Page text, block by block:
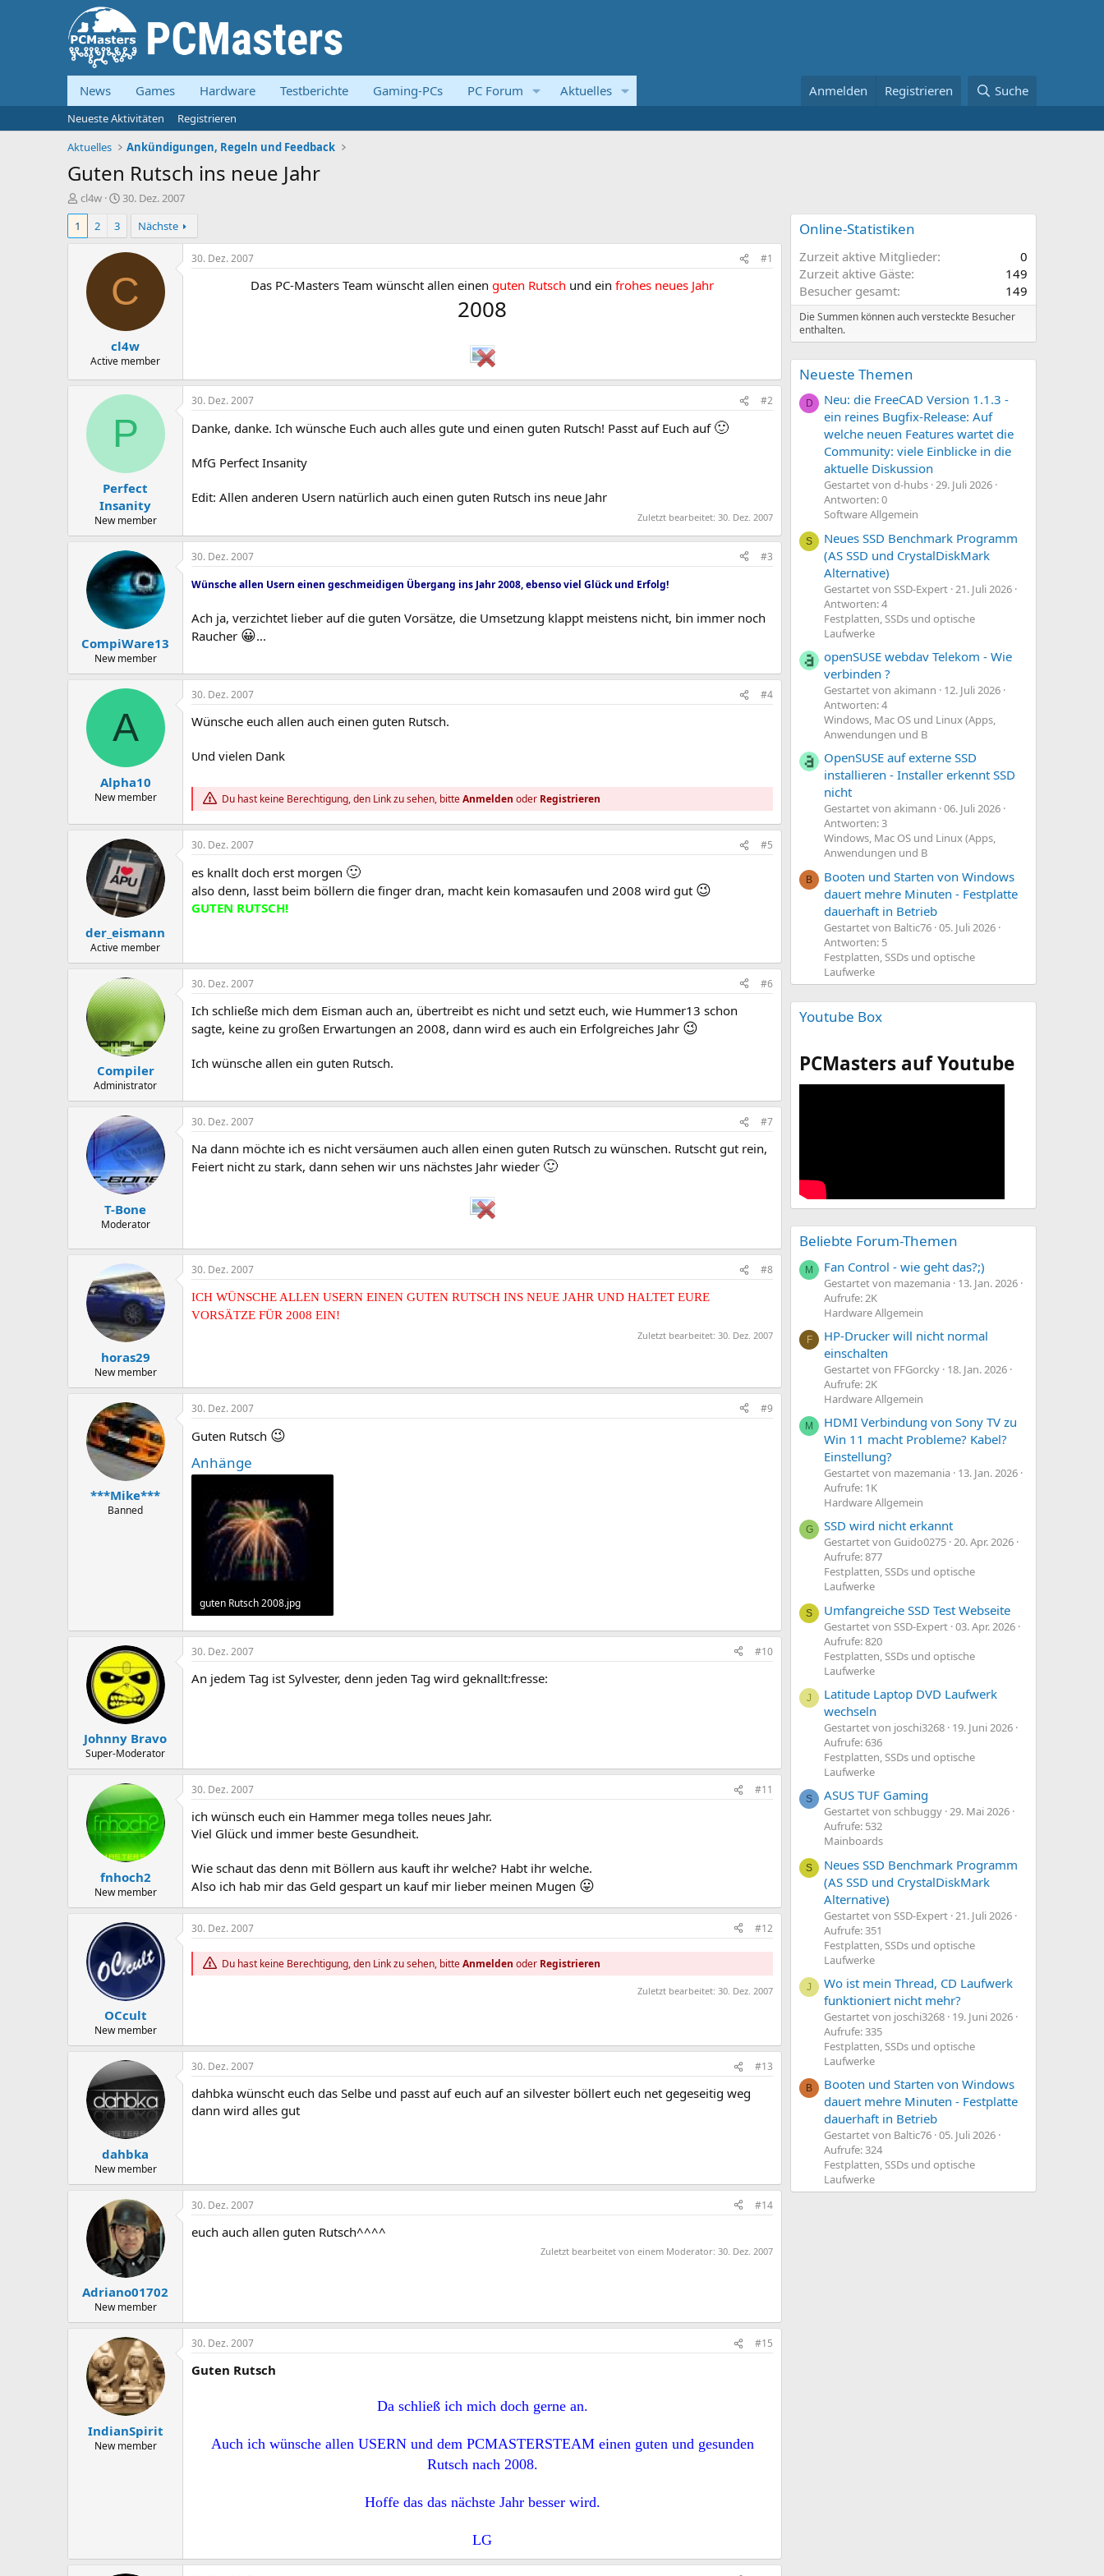
News Games Hardware Testberichte Gaming-PCs PC Forum Aktuelles Anmelden Registrieren Suche
Neueste Aktivitäten
Registrieren
Aktuelles
Ankündigungen, Regeln und Feedback
Guten Rutsch ins neue Jahr
E
r
t
cl4w
E
t
e
l
t
m
30. Dez. 2007
1
2 3 Nächste
C
cl4w
Active member
30. Dez. 2007 #1
Das PC-Masters Team wünscht allen einen guten Rutsch und ein frohes neues Jahr
2008
P
Perfect
Insanity
New member
30. Dez. 2007 #2
Danke, danke. Ich wünsche Euch auch alles gute und einen guten Rutsch! Passt auf Euch auf 🙂
MfG Perfect Insanity
Edit: Allen anderen Usern natürlich auch einen guten Rutsch ins neue Jahr
Zuletzt bearbeitet: 30. Dez. 2007
CompiWare13
New member
30. Dez. 2007
#3
Wünsche allen Usern einen geschmeidigen Übergang ins Jahr 2008, ebenso viel Glück und Erfolg!
Ach ja, verzichtet lieber auf die guten Vorsätze, die Umsetzung klappt meistens nicht, bin immer noch
Raucher 😀...
A
Alpha10
New member
30. Dez. 2007 #4
Wünsche euch allen auch einen guten Rutsch.
Und vielen Dank
Du hast keine Berechtigung, den Link zu sehen, bitteAnmelden oder Registrieren
der_eismann
Active member
30. Dez. 2007 #5
es knallt doch erst morgen 🙂
also denn, lasst beim böllern die finger dran, macht kein komasaufen und 2008 wird gut 😉
GUTEN RUTSCH!
Compiler
Administrator
30. Dez. 2007 #6
Ich schließe mich dem Eisman auch an, übertreibt es nicht und setzt euch, wie Hummer13 schon
sagte, keine zu großen Erwartungen an 2008, dann wird es auch ein Erfolgreiches Jahr 😉
Ich wünsche allen ein guten Rutsch.
T-Bone
Moderator
30. Dez. 2007 #7
Na dann möchte ich es nicht versäumen auch allen einen guten Rutsch zu wünschen. Rutscht gut rein,
Feiert nicht zu stark, dann sehen wir uns nächstes Jahr wieder 🙂
horas29
New member
30. Dez. 2007 #8
ICH WÜNSCHE ALLEN USERN EINEN GUTEN RUTSCH INS NEUE JAHR UND HALTET EURE
VORSÄTZE FÜR 2008 EIN!
Zuletzt bearbeitet: 30. Dez. 2007
***Mike***
Banned
30. Dez. 2007 #9
Guten Rutsch 😉
Anhänge
guten Rutsch 2008.jpg
76,3 KB · Aufrufe: 3.607
Johnny Bravo
Super-Moderator
30. Dez. 2007 #10
An jedem Tag ist Sylvester, denn jeden Tag wird geknallt:fresse:
fnhoch2
New member
30. Dez. 2007 #11
ich wünsch euch ein Hammer mega tolles neues Jahr.
Viel Glück und immer beste Gesundheit.
Wie schaut das denn mit Böllern aus kauft ihr welche? Habt ihr welche.
Also ich hab mir das Geld gespart un kauf mir lieber meinen Mugen 😛
OCcult
New member
30. Dez. 2007 #12
Du hast keine Berechtigung, den Link zu sehen, bitteAnmelden oder Registrieren
Zuletzt bearbeitet: 30. Dez. 2007
dahbka
New member
30. Dez. 2007 #13
dahbka wünscht euch das Selbe und passt auf euch auf an silvester böllert euch net gegeseitig weg
dann wird alles gut
Adriano01702
New member
30. Dez. 2007 #14
euch auch allen guten Rutsch^^^^
Zuletzt bearbeitet von einem Moderator: 30. Dez. 2007
IndianSpirit
New member
30. Dez. 2007 #15
Guten Rutsch
Da schließ ich mich doch gerne an.
Auch ich wünsche allen USERN und dem PCMASTERSTEAM einen guten und gesunden
Rutsch nach 2008.
Hoffe das das nächste Jahr besser wird.
LG
Online-Statistiken
Zurzeit aktive Mitglieder
0
Zurzeit aktive Gäste
149
Besucher gesamt
149
Die Summen können auch versteckte Besucher
enthalten.
Neueste Themen
D
Neu: die FreeCAD Version 1.1.3 -
ein reines Bugfix-Release: Auf
welche neuen Features wartet die
Community: viele Einblicke in die
aktuelle Diskussion
Gestartet von d-hubs 29. Juli 2026
Antworten: 0
Software Allgemein
S
Neues SSD Benchmark Programm
(AS SSD und CrystalDiskMark
Alternative)
Gestartet von SSD-Expert 21. Juli 2026
Antworten: 4
Festplatten, SSDs und optische
Laufwerke
openSUSE webdav Telekom - Wie
verbinden ?
Gestartet von akimann
12. Juli 2026
Antworten: 4
Windows, Mac OS und Linux (Apps,
Anwendungen und B
OpenSUSE auf externe SSD
installieren - Installer erkennt SSD
nicht
Gestartet von akimann 06. Juli 2026
Antworten: 3
Windows, Mac OS und Linux (Apps,
Anwendungen und B
B
Booten und Starten von Windows
dauert mehre Minuten - Festplatte
dauerhaft in Betrieb
Gestartet von Baltic76 05. Juli 2026
Antworten: 5
Festplatten, SSDs und optische
Laufwerke
Youtube Box
PCMasters auf Youtube
Beliebte Forum-Themen
M Fan Control - wie geht das?;)
Gestartet von mazemania 13. Jan. 2026
Aufrufe: 2K
Hardware Allgemein
F
HP-Drucker will nicht normal
einschalten
Gestartet von FFGorcky 18. Jan. 2026
Aufrufe: 2K
Hardware Allgemein
M
HDMI Verbindung von Sony TV zu
Win 11 macht Probleme? Kabel?
Einstellung?
Gestartet von mazemania 13. Jan. 2026
Aufrufe: 1K
Hardware Allgemein
G SSD wird nicht erkannt
Gestartet von Guido0275 20. Apr. 2026
Aufrufe: 877
Festplatten, SSDs und optische
Laufwerke
S Umfangreiche SSD Test Webseite
Gestartet von SSD-Expert 03. Apr. 2026
Aufrufe: 820
Festplatten, SSDs und optische
Laufwerke
J
Latitude Laptop DVD Laufwerk
wechseln
Gestartet von joschi3268 19. Juni 2026
Aufrufe: 636
Festplatten, SSDs und optische
Laufwerke
S ASUS TUF Gaming
Gestartet von schbuggy 29. Mai 2026
Aufrufe: 532
Mainboards
S
Neues SSD Benchmark Programm
(AS SSD und CrystalDiskMark
Alternative)
Gestartet von SSD-Expert 21. Juli 2026
Aufrufe: 351
Festplatten, SSDs und optische
Laufwerke
J
Wo ist mein Thread, CD Laufwerk
funktioniert nicht mehr?
Gestartet von joschi3268 19. Juni 2026
Aufrufe: 335
Festplatten, SSDs und optische
Laufwerke
B
Booten und Starten von Windows
dauert mehre Minuten - Festplatte
dauerhaft in Betrieb
Gestartet von Baltic76 05. Juli 2026
Aufrufe: 324
Festplatten, SSDs und optische
Laufwerke